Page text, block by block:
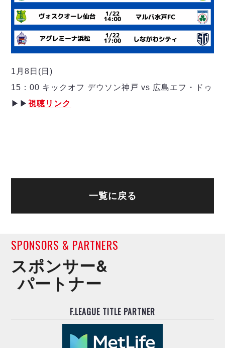
メットライフ生命Ｆリーグカップ 2026
試合日程・結果
大会概要
アリーナ情報
過去の記録
リガーレヴィア葛飾
Y．S．C．C．横浜
ヴィンセドール白山
アグレミーナ浜松
ポルセイド浜田
ミラクルスマイル新居浜
記念ゴール
ハットトリック
担当審判員
選手の通算記録（Ｆ１）
エスポラーダ北海道
バルドラール浦安
ボアルース長野
名古屋オーシャンズ
選手の通算記録（Ｆ２）
ヴォスクオーレ仙台
リガーレヴィア葛飾
ヴィンセドール白山
DIVISION02
FOLLOW US!
1月8日(日)
15：00 キックオフ デウソン神戸 vs 広島エフ・ドゥ
▶▶視聴リンク
一覧に戻る
SPONSORS & PARTNERS
スポンサー&
パートナー
F.LEAGUE TITLE PARTNER